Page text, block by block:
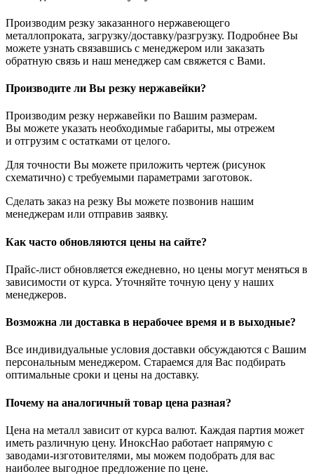
Производим резку заказанного нержавеющего
металлопроката, загрузку/доставку/разгрузку. Подробнее Вы
можете узнать связавшись с менеджером или заказать
обратную связь и наш менеджер сам свяжется с Вами.
Производите ли Вы резку нержавейки?
Производим резку нержавейки по Вашим размерам.
Вы можете указать необходимые габариты, мы отрежем
и отгрузим с остатками от целого.
Для точности Вы можете приложить чертеж (рисунок
схематично) с требуемыми параметрами заготовок.
Сделать заказ на резку Вы можете позвонив нашим
менеджерам или отправив заявку.
Как часто обновляются цены на сайте?
Прайс-лист обновляется ежедневно, но цены могут меняться в
зависимости от курса. Уточняйте точную цену у наших
менеджеров.
Возможна ли доставка в нерабочее время и в выходные?
Все индивидуальные условия доставки обсуждаются с Вашим
персональным менеджером. Стараемся для Вас подбирать
оптимальные сроки и цены на доставку.
Почему на аналогичный товар цена разная?
Цена на металл зависит от курса валют. Каждая партия может
иметь различную цену. ИноксНао работает напрямую с
заводами-изготовителями, мы можем подобрать для вас
наиболее выгодное предложение по цене.